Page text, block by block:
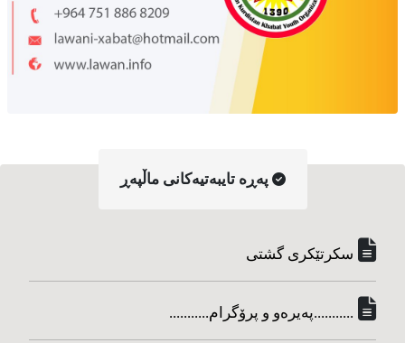
په‌ڕه‌ تایبه‌تیه‌کانی ماڵپه‌ڕ
سکرتێکری گشتی
...........په‌یره‌و و پرۆگرام...........